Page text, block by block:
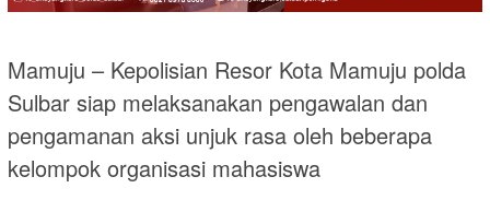
Mamuju – Kepolisian Resor Kota Mamuju polda
Sulbar siap melaksanakan pengawalan dan
pengamanan aksi unjuk rasa oleh beberapa
kelompok organisasi mahasiswa